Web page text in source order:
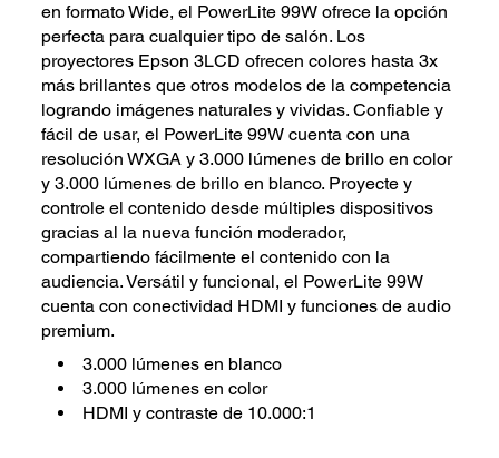
en formato Wide, el PowerLite 99W ofrece la opción
perfecta para cualquier tipo de salón. Los
proyectores Epson 3LCD ofrecen colores hasta 3x
más brillantes que otros modelos de la competencia
logrando imágenes naturales y vividas. Confiable y
fácil de usar, el PowerLite 99W cuenta con una
resolución WXGA y 3.000 lúmenes de brillo en color
y 3.000 lúmenes de brillo en blanco. Proyecte y
controle el contenido desde múltiples dispositivos
gracias al la nueva función moderador,
compartiendo fácilmente el contenido con la
audiencia. Versátil y funcional, el PowerLite 99W
cuenta con conectividad HDMI y funciones de audio
premium.
3.000 lúmenes en blanco
3.000 lúmenes en color
HDMI y contraste de 10.000:1